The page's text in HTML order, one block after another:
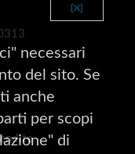
[X]
necessari
del sito. Se
anche
per scopi
di